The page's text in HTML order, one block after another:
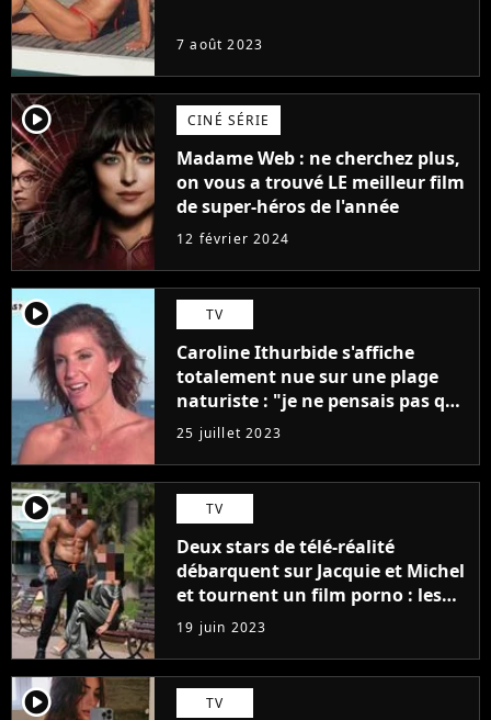
7 août 2023
player2 CINÉ SÉRIE
Madame Web : ne cherchez plus,
on vous a trouvé LE meilleur film
de super-héros de l'année
12 février 2024
player2 TV
Caroline Ithurbide s'affiche
totalement nue sur une plage
naturiste : "je ne pensais pas que
j'arriverais à le faire..."
25 juillet 2023
player2 TV
Deux stars de télé-réalité
débarquent sur Jacquie et Michel
et tournent un film porno : les
premières images du tournage
(exclu)
19 juin 2023
player2 TV